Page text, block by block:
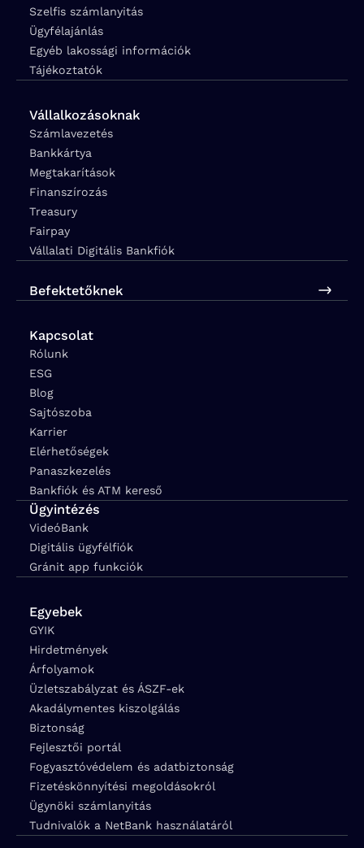
Szelfis számlanyitás
Ügyfélajánlás
Egyéb lakossági információk
Tájékoztatók
Vállalkozásoknak
Számlavezetés
Bankkártya
Megtakarítások
Finanszírozás
Treasury
Fairpay
Vállalati Digitális Bankfiók
Befektetőknek
Kapcsolat
Rólunk
ESG
Blog
Sajtószoba
Karrier
Elérhetőségek
Panaszkezelés
Bankfiók és ATM kereső
Ügyintézés
VideóBank
Digitális ügyfélfiók
Gránit app funkciók
Egyebek
GYIK
Hirdetmények
Árfolyamok
Üzletszabályzat és ÁSZF-ek
Akadálymentes kiszolgálás
Biztonság
Fejlesztői portál
Fogyasztóvédelem és adatbiztonság
Fizetéskönnyítési megoldásokról
Ügynöki számlanyitás
Tudnivalók a NetBank használatáról